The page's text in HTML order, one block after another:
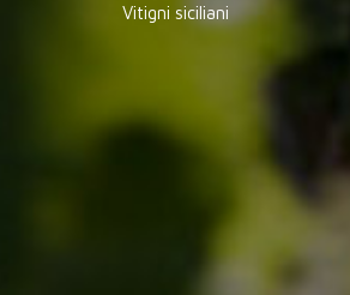
Vitigni siciliani